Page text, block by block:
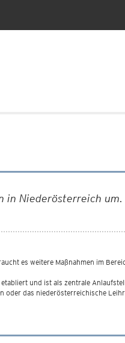
in Niederösterreich um.
es weitere Maßnahmen im
und ist als zentrale
das niederösterreichische